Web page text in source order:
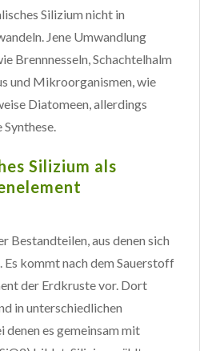
Silizium nicht in
Jene Umwandlung
Brennnesseln, Schachtelhalm
und Mikroorganismen, wie
Diatomeen, allerdings
Silizium als
Bestandteilen, aus denen sich
Es kommt nach dem Sauerstoff
der Erdkruste vor. Dort
in unterschiedlichen
denen es gemeinsam mit